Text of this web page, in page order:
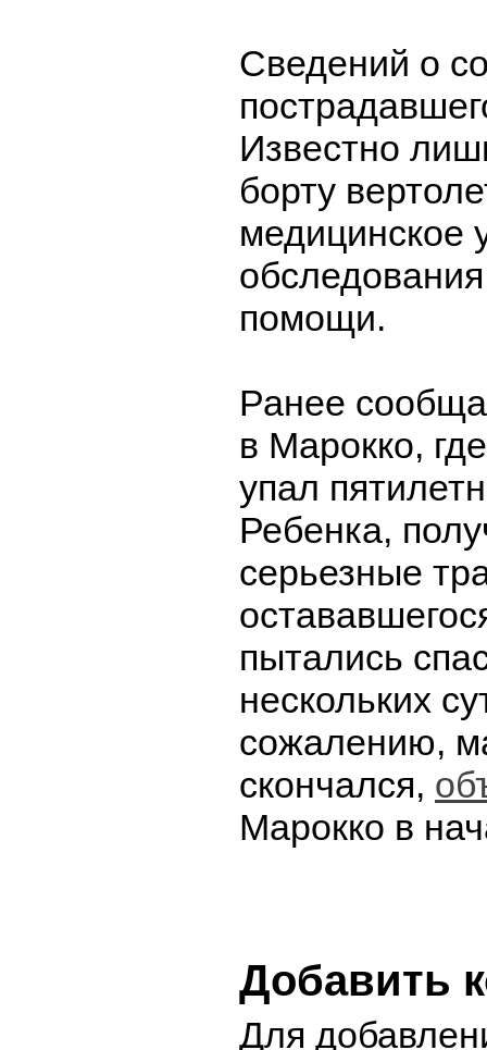
Сведений о
Известно
борту
медицинское
помощи.
Ранее
в Марокко,
упал
Ребенка,
серьезные
пытались
нескольких
сожалению,
скончался,
Марокко в
Добавить
Для